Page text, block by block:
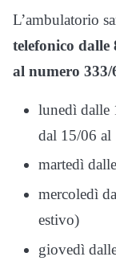
L’ambulatorio
telefonico dalle
al numero 333/
lunedì dalle
dal 15/06 al
martedì
mercoledì
estivo)
giovedì